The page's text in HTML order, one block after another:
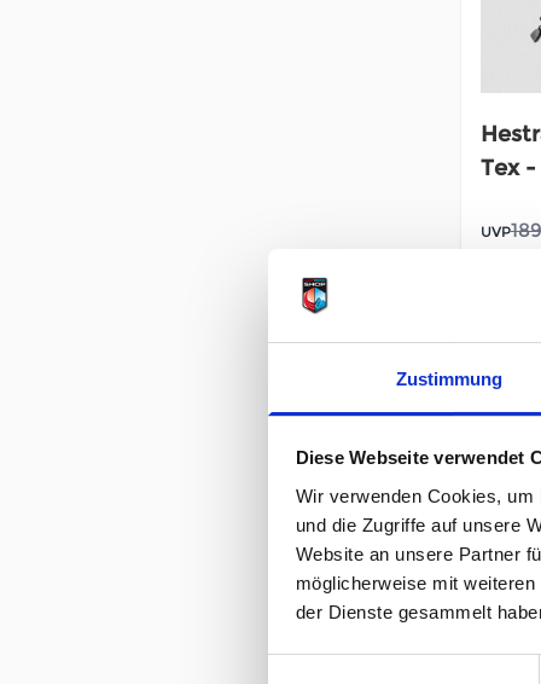
Zustimmung
Diese Webseite verwendet
Wir verwenden Cookies,
und die Zugriffe auf unsere
Website an unsere Partner
möglicherweise mit
der Dienste gesammelt
Tex
UVP